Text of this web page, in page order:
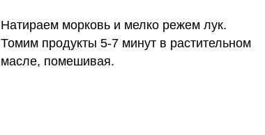
Натираем морковь и мелко режем лук.
Томим продукты 5-7 минут в растительном
масле, помешивая.